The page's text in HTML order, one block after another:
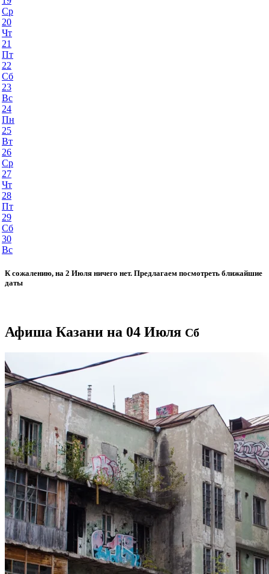
Ср
20
Чт
21
Пт
22
Сб
23
Вс
24
Пн
25
Вт
26
Ср
27
Чт
28
Пт
29
Сб
30
Вс
К сожалению, на 2 Июля ничего нет. Предлагаем посмотреть ближайшие
даты
Афиша Казани на 04 Июля Сб